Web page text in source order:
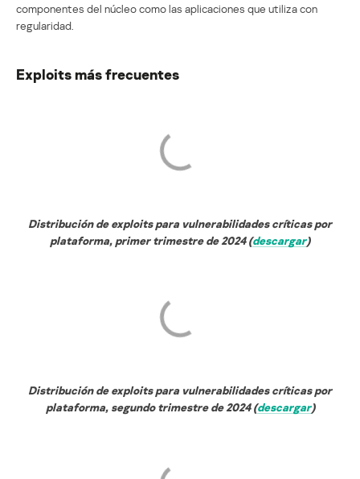
componentes del núcleo como las aplicaciones que utiliza con
regularidad.
Exploits más frecuentes
Distribución de exploits para vulnerabilidades críticas por
plataforma, primer trimestre de 2024 (descargar)
Distribución de exploits para vulnerabilidades críticas por
plataforma, segundo trimestre de 2024 (descargar)